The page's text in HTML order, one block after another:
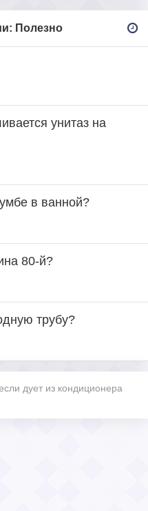
Полезно
унитаз на
в ванной?
80-й?
трубу?
дует из кондиционера